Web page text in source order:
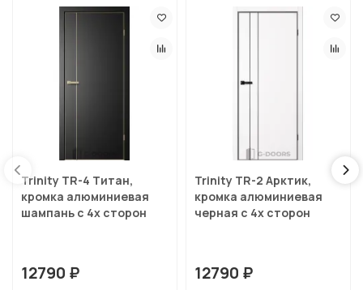
Trinity TR-4 Титан,
кромка алюминиевая
шампань с 4х сторон
12790 ₽
Trinity TR-2 Арктик,
кромка алюминиевая
черная с 4х сторон
12790 ₽